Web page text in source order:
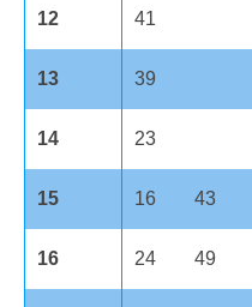
12 41
13 39
14 23
15 16 43
16 24 49